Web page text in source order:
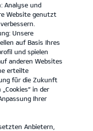
Licht.
Analyse und
Website genutzt
Unsere
auf Basis Ihres
und spielen
anderen Websites
erteilte
für die Zukunft
in der
Ihrer
Anbietern,